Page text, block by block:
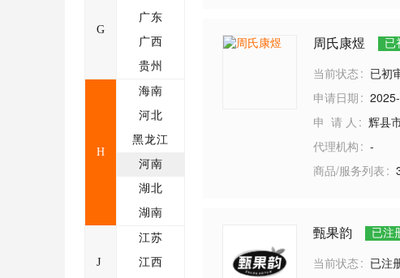
G
广东
广西
贵州
H
海南
河北
黑龙江
河南
湖北
湖南
J
江苏
江西
周氏康煜 已
当前状态 已初
申请日期
申 请 人
辉县
代理机构
-
商品/服务列表
甄果韵 已注
当前状态 已注